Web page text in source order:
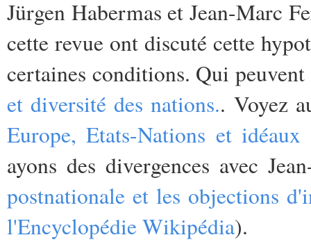
Jürgen Habermas et Jean-Marc
cette revue ont discuté cette
certaines conditions. Qui
et diversité des nations.. Voyez
Europe, Etats-Nations et idéaux
ayons des divergences avec
postnationale et les objections
l'Encyclopédie Wikipédia).